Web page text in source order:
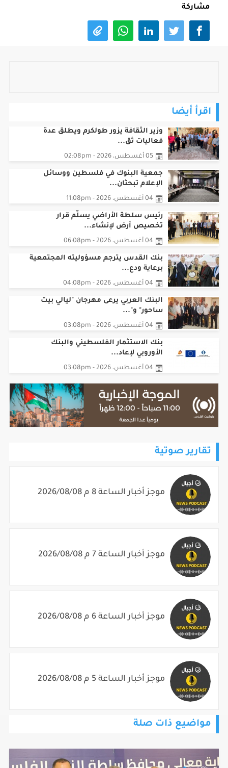
مشاركة
اقرأ أيضا
وزير الثقافة يزور طولكرم ويطلق عدة
فعاليات ثق...
جمعية البنوك في فلسطين ووسائل
الإعلام تبحثان...
رئيس سلطة الأراضي يسلّم قرار
تخصيص أرض لإنشاء...
04 أغسطس، 2026 - 06:08pm
بنك القدس يترجم مسؤوليته المجتمعية
برعاية ودع...
04 أغسطس، 2026 - 04:08pm
البنك العربي يرعى مهرجان "ليالي بيت
ساحور" و"...
04 أغسطس، 2026 - 03:08pm
بنك الاستثمار الفلسطيني والبنك
الأوروبي لإعاد...